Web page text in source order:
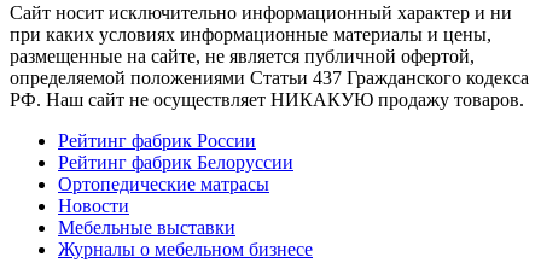
Cайт носит исключительно информационный характер и ни
при каких условиях информационные материалы и цены,
размещенные на сайте, не является публичной офертой,
определяемой положениями Статьи 437 Гражданского кодекса
РФ. Наш сайт не осуществляет НИКАКУЮ продажу товаров.
Рейтинг фабрик России
Рейтинг фабрик Белоруссии
Ортопедические матрасы
Новости
Мебельные выставки
Журналы о мебельном бизнесе